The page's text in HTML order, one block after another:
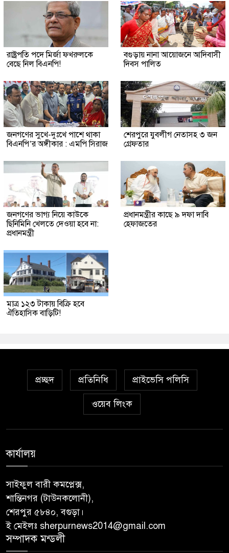
রাষ্ট্রপতি পদে মির্জা ফখরুলকে
বেছে নিল বিএনপি!
বগুড়ায় নানা আয়োজনে আদিবাসী
দিবস পালিত
জনগণের সুখে-দুঃখে পাশে থাকা
বিএনপি’র অঙ্গীকার : এমপি সিরাজ
শেরপুরে যুবলীগ নেতাসহ ৩ জন
গ্রেফতার
জনগণের ভাগ্য নিয়ে কাউকে
ছিনিমিনি খেলতে দেওয়া হবে না:
প্রধানমন্ত্রী
প্রধানমন্ত্রীর কাছে ৯ দফা দাবি
হেফাজতের
মাত্র ১২৩ টাকায় বিক্রি হবে
ঐতিহাসিক বাড়িটি!
প্রচ্ছদ প্রতিনিধি প্রাইভেসি পলিসি
ওয়েব লিংক
কার্যালয়
সাইফুল বারী কমপ্লেক্স,
শান্তিনগর (টাউনকলোনী),
শেরপুর ৫৮৪০, বগুড়া।
ই মেইলঃ sherpurnews2014@gmail.com
সম্পাদক মন্ডলী